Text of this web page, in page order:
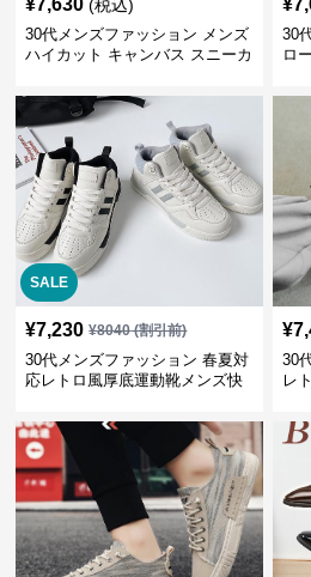
¥7,630 (税込)
30代メンズファッション メンズ
ハイカット キャンバス スニーカ
¥
30
ロ
SALE
¥7,230 ¥8040(割引前)
30代メンズファッション 春夏対
応レトロ風厚底運動靴メンズ快
¥
30
レ